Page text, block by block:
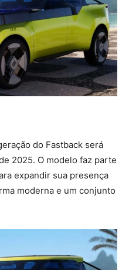
do Fastback será
2025. O modelo faz parte
expandir sua presença
moderna e um conjunto